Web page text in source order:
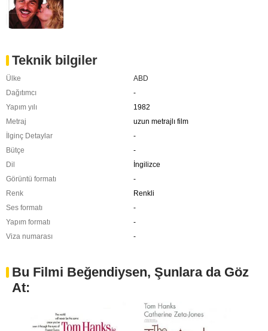
Teknik bilgiler
Ülke
ABD
Dağıtımcı
-
Yapım yılı
1982
Metraj
uzun metrajlı film
İlginç Detaylar
-
Bütçe
-
Dil
İngilizce
Görüntü formatı
-
Renk
Renkli
Ses formatı
-
Yapım formatı
-
Viza numarası
-
Bu Filmi Beğendiysen, Şunlara da Göz
At: